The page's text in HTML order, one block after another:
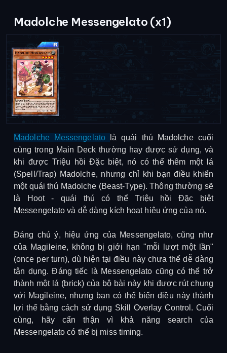
Madolche Messengelato (x1)
Madolche Messengelato
là quái thú Madolche cuối
cùng trong Main Deck thường hay được sử dụng, và
khi được Triệu hồi Đặc biệt, nó có thể thêm một lá
(Spell/Trap) Madolche, nhưng chỉ khi bạn điều khiển
một quái thú Madolche (Beast-Type).Thông thường sẽ
là Hoot - quái thú có thể Triệu hồi Đặc biệt
Messengelato và dễ dàng kích hoạt hiệu ứng của nó.
Đáng chú ý, hiệu ứng của Messengelato, cũng như
của Magileine, không bị giới hạn "mỗi lượt một lần"
(once per turn), dù hiện tại điều này chưa thể dễ dàng
tận dụng. Đáng tiếc là Messengelato cũng có thể trở
thành một lá (brick) của bộ bài này khi được rút chung
với Magileine, nhưng bạn có thể biến điều này thành
lợi thế bằng cách sử dụng Skill Overlay Control. Cuối
cùng, hãy cẩn thận vì khả năng search của
Messengelato có thể bị miss timing.